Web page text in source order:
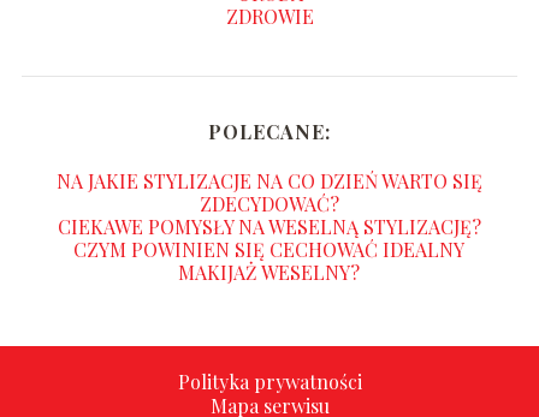
ZDROWIE
POLECANE:
NA JAKIE STYLIZACJE NA CO DZIEŃ WARTO SIĘ
ZDECYDOWAĆ?
CIEKAWE POMYSŁY NA WESELNĄ STYLIZACJĘ?
CZYM POWINIEN SIĘ CECHOWAĆ IDEALNY
MAKIJAŻ WESELNY?
Polityka prywatności
Mapa serwisu